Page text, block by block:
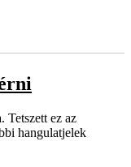
Tetszett ez az
hangulatjelek